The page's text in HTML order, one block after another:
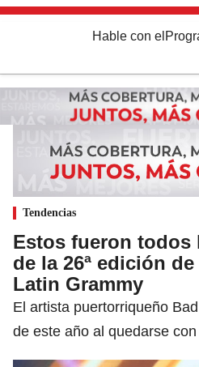
Hable con el
Tendencias
Estos fueron todos
de la 26ª edición
Latin Grammy
El artista puertorriqueño
de este año al quedarse